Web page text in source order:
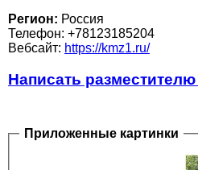
Регион: Россия
Телефон: +78123185204
Вебсайт: https://kmz1.ru/
Написать
Приложенные картинки